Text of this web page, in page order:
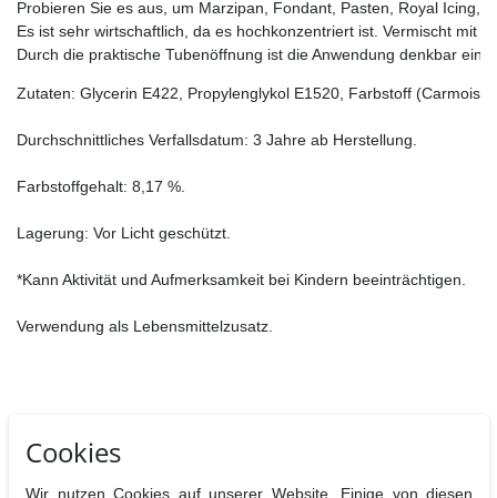
Probieren Sie es aus, um Marzipan, Fondant, Pasten, Royal Icing,
Es ist sehr wirtschaftlich, da es hochkonzentriert ist. Vermischt mit
Durch die praktische Tubenöffnung ist die Anwendung denkbar
Zutaten: Glycerin E422, Propylenglykol E1520, Farbstoff
Durchschnittliches Verfallsdatum: 3 Jahre ab Herstellung.
Farbstoffgehalt: 8,17 %.
Lagerung: Vor Licht geschützt.
*Kann Aktivität und Aufmerksamkeit bei Kindern beeinträchtigen.
Verwendung als Lebensmittelzusatz.
Ungarn
Cookies
Wir nutzen Cookies auf unserer Website. Einige von diesen